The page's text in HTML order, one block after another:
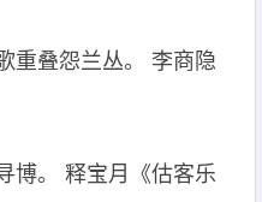
重叠怨兰丛。 李商隐
博。 释宝月《估客乐